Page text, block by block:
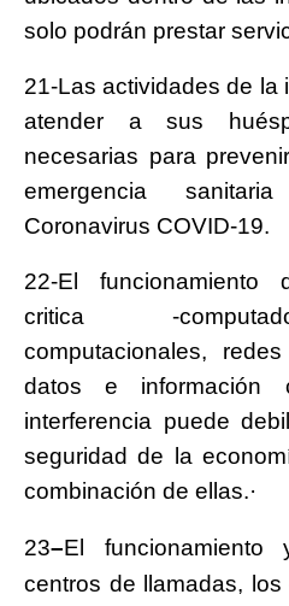
solo podrán prestar
21-Las actividades de la
atender a sus
necesarias para
emergencia
Coronavirus COVID-19.
22-El funcionamiento
critica -
computacionales,
datos e información
interferencia puede
seguridad de la
combinación de ellas.·
23–El
centros de llamadas,